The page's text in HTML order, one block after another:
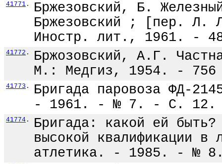
41771 .
Бржезовский, Б.
Бржезовский ; [пер. Л.
Иностр. лит., 1961. -
41772 .
Бржозовский, А.Г.
М.: Медгиз, 1954. -
41773 .
Бригада паровоза ФД-
- 1961. - № 7. - С. 12.
41774 .
Бригада: какой ей
высокой квалификации
атлетика. - 1985. - №